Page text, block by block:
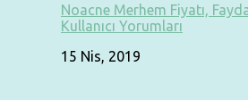
Noacne Merhem Fiyatı,
Kullanıcı Yorumları
15 Nis, 2019